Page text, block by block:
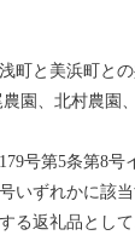
町と美浜町と
農園、北村農園
号第5条第8
いずれかに該
る返礼品とし